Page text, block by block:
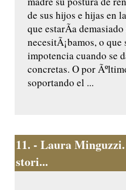
de sus hijos e hijas en
que estarÃ­a
necesitÃ¡bamos, o
impotencia cuando se
concretas. O por
soportando el ...
11. - Laura
stori...